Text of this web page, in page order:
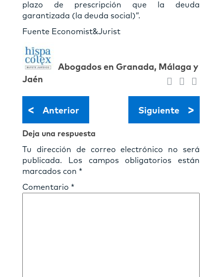
plazo de prescripción que la deuda
garantizada (la deuda social)”.
Fuente Economist&Jurist
Abogados en Granada, Málaga y
Jaén
< Anterior Siguiente >
Deja una respuesta
Tu dirección de correo electrónico no será
publicada.
Los campos obligatorios están
marcados con *
Comentario *